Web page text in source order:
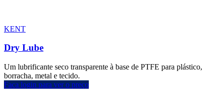
KENT
Dry Lube
Um lubrificante seco transparente à base de PTFE para plástico,
borracha, metal e tecido.
Faça login para ver o preço